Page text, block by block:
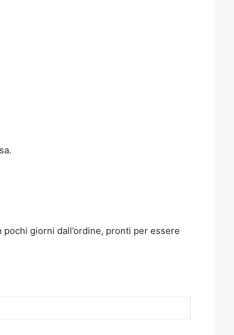
giorni dall’ordine, pronti per essere